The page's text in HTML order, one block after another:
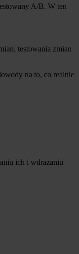
A/B. W ten
testowania zmian
na to, co realnie
ich i wdrażaniu